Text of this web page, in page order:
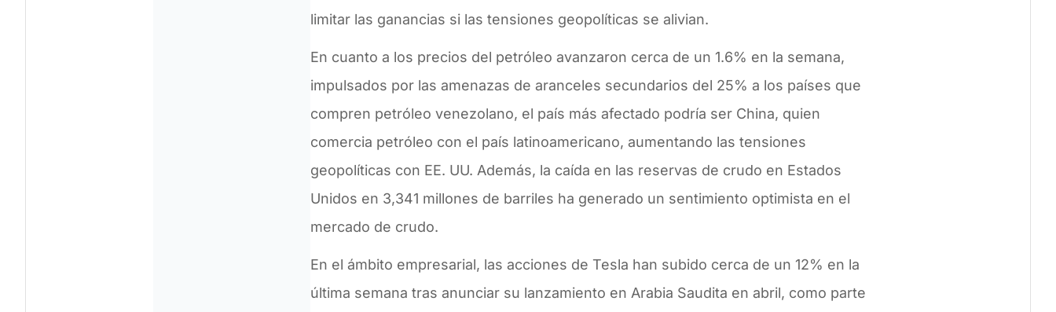
limitar las ganancias si las tensiones geopolíticas se alivian.
En cuanto a los precios del petróleo avanzaron cerca de un 1.6% en la semana,
impulsados por las amenazas de aranceles secundarios del 25% a los países que
compren petróleo venezolano, el país más afectado podría ser China, quien
comercia petróleo con el país latinoamericano, aumentando las tensiones
geopolíticas con EE. UU. Además, la caída en las reservas de crudo en Estados
Unidos en 3,341 millones de barriles ha generado un sentimiento optimista en el
mercado de crudo.
En el ámbito empresarial, las acciones de Tesla han subido cerca de un 12% en la
última semana tras anunciar su lanzamiento en Arabia Saudita en abril, como parte